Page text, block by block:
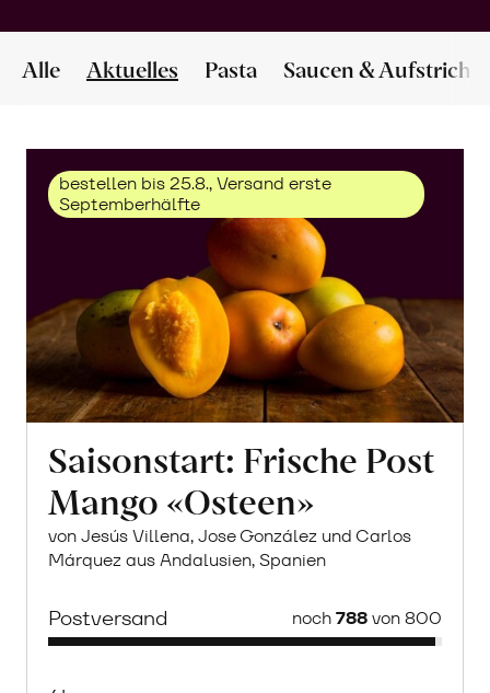
Alle Aktuelles Pasta Saucen & Aufstriche
bestellen bis 25.8., Versand erste
Septemberhälfte
Saisonstart: Frische Post
Mango «Osteen»
von Jesús Villena, Jose González und Carlos
Márquez aus Andalusien, Spanien
Postversand noch788von 800